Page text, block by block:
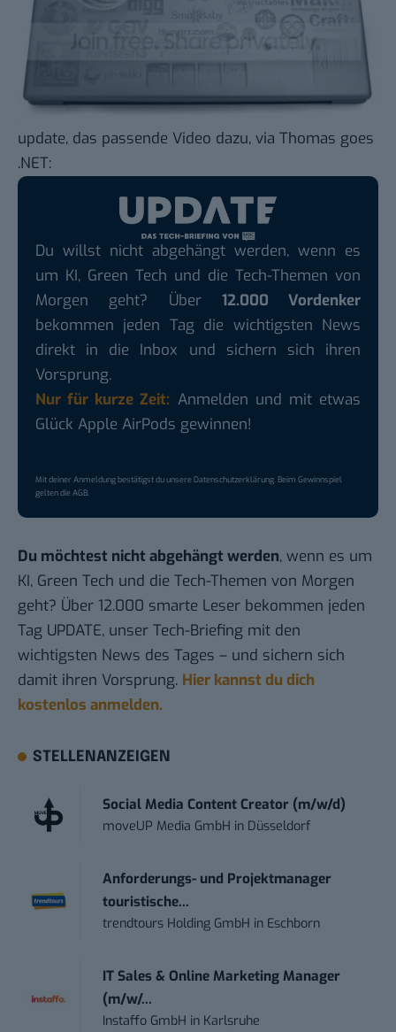
update, das passende Video dazu, via Thomas goes
.NET:
Du willst nicht abgehängt werden, wenn es
um KI, Green Tech und die Tech-Themen von
Morgen geht? Über 12.000 Vordenker
bekommen jeden Tag die wichtigsten News
direkt in die Inbox und sichern sich ihren
Vorsprung.
Nur für kurze Zeit: Anmelden und mit etwas
Glück Apple AirPods gewinnen!
Mit deiner Anmeldung bestätigst du unsere Datenschutzerklärung. Beim Gewinnspiel
gelten dieAGB.
Du möchtest nicht abgehängt werden, wenn es um
KI, Green Tech und die Tech-Themen von Morgen
geht? Über 12.000 smarte Leser bekommen jeden
Tag UPDATE, unser Tech-Briefing mit den
wichtigsten News des Tages – und sichern sich
damit ihren Vorsprung. Hier kannst du dich
kostenlos anmelden.
STELLENANZEIGEN
Social Media Content Creator (m/w/d)
moveUP Media GmbH in Düsseldorf
Anforderungs- und Projektmanager
touristische...
trendtours Holding GmbH in Eschborn
IT Sales & Online Marketing Manager
(m/w/...
Instaffo GmbH in Karlsruhe